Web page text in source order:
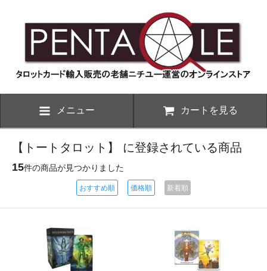
メニュー カートを見る
【トートタロット】 に登録されている商品
15件の商品が見つかりました
おすすめ順 価格順 新着順